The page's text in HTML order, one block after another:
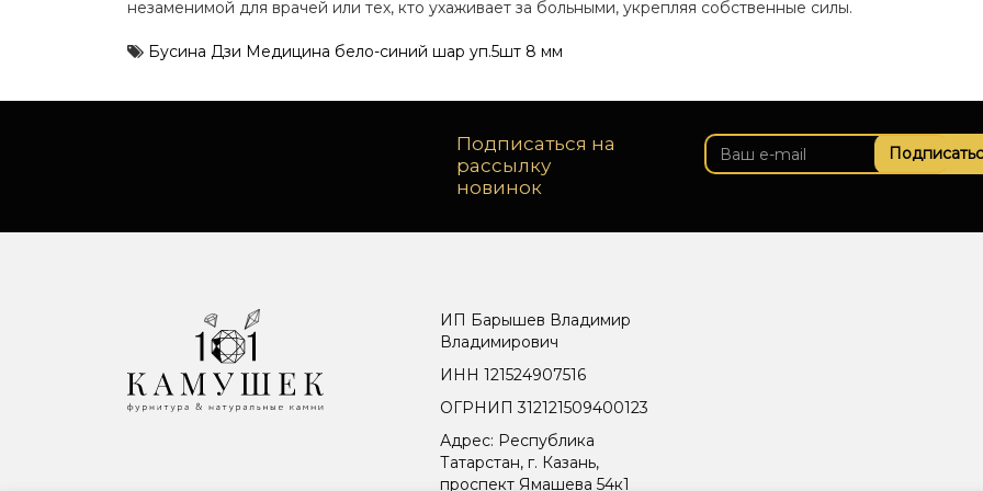
незаменимой для врачей или тех, кто ухаживает за больными, укрепляя собственные силы.
Бусина Дзи Медицина бело-синий шар уп.5шт 8 мм
Подписаться на
рассылку
новинок
ИП Барышев Владимир
Владимирович
ИНН 121524907516
ОГРНИП 312121509400123
Адрес: Республика
Татарстан, г. Казань,
проспект Ямашева 54к1